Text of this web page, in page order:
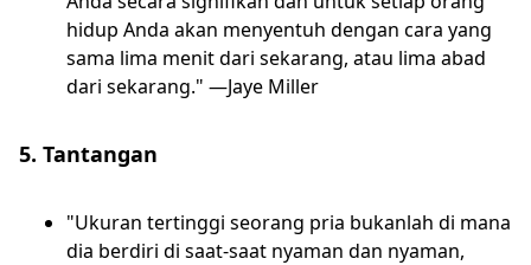
hidup Anda akan menyentuh dengan cara yang
sama lima menit dari sekarang, atau lima abad
dari sekarang." —Jaye Miller
5. Tantangan
"Ukuran tertinggi seorang pria bukanlah di mana
dia berdiri di saat-saat nyaman dan nyaman,